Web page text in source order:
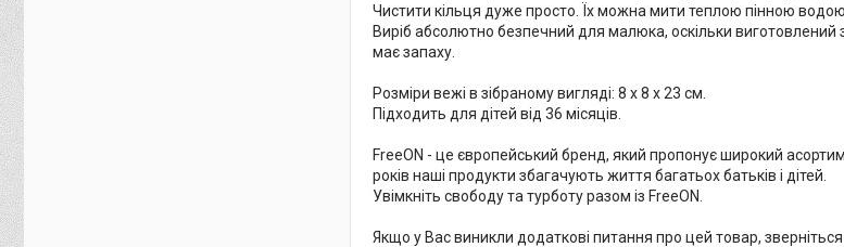
Чистити кільця дуже просто. Їх можна мити теплою пінною
Виріб абсолютно безпечний для малюка, оскільки виготовлений
має запаху.
Розміри вежі в зібраному вигляді: 8 х 8 х 23 см.
Підходить для дітей від 36 місяців.
FreeON - це європейський бренд, який пропонує широкий
років наші продукти збагачують життя багатьох батьків і дітей.
Увімкніть свободу та турботу разом із FreeON.
Якщо у Вас виникли додаткові питання про цей товар,